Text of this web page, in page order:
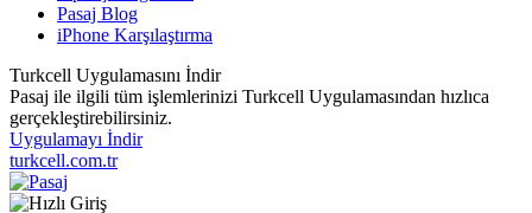
Pasaj Blog
iPhone Karşılaştırma
Turkcell Uygulamasını İndir
Pasaj ile ilgili tüm işlemlerinizi Turkcell Uygulamasından hızlıca
gerçekleştirebilirsiniz.
Uygulamayı İndir
turkcell.com.tr